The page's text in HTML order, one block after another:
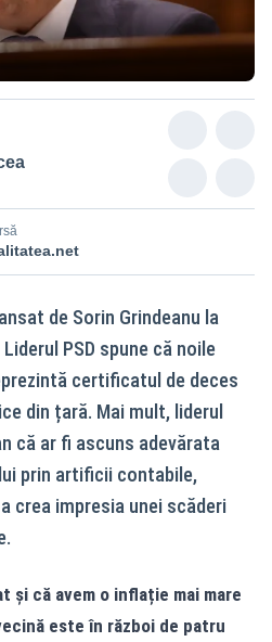
de Sorin Grindeanu la
PSD spune că noile
certificatul de deces
din țară. Mai mult, liderul
că ar fi ascuns adevărata
prin artificii contabile,
crea impresia unei scăderi
și că avem o inflație mai mare
este în război de patru